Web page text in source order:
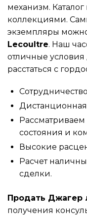
механизм.
коллекциями.
экземпляры
Lecoultre. Наш
отличные
расстаться с
Дистанционная
состояния и
Высокие
Расчет
сделки.
Продать Джагер
получения